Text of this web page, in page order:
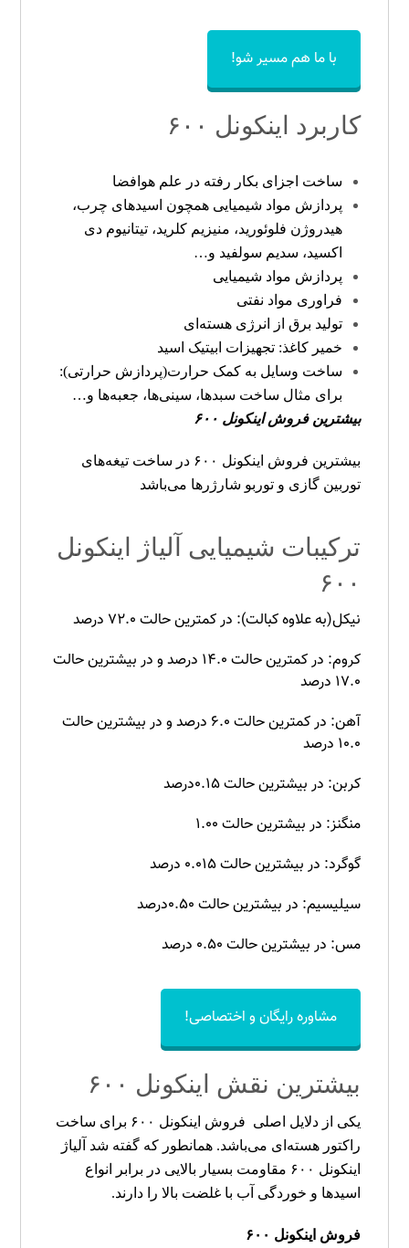
با ما هم مسیر شو!
کاربرد اینکونل ۶۰۰
ساخت اجزای بکار رفته در علم هوافضا
پردازش مواد شیمیایی همچون اسیدهای چرب،
هیدروژن فلوئورید، منیزیم کلرید، تیتانیوم دی
اکسید، سدیم سولفید و…
پردازش مواد شیمیایی
فراوری مواد نفتی
تولید برق از انرژی هسته‌ای
خمیر کاغذ: تجهیزات ابیتیک اسید
ساخت وسایل به کمک حرارت(پردازش حرارتی):
برای مثال ساخت سبدها، سینی‌ها، جعبه‌ها و…
بیشترین فروش اینکونل ۶۰۰
بیشترین فروش اینکونل ۶۰۰ در ساخت تیغه‌های
توربین گازی و توربو شارژرها می‌باشد
ترکیبات شیمیایی آلیاژ اینکونل
۶۰۰
نیکل(به علاوه کبالت): در کمترین حالت ۷۲.۰ درصد
کروم: در کمترین حالت ۱۴.۰ درصد و در بیشترین حالت
۱۷.۰ درصد
آهن: در کمترین حالت ۶.۰ درصد و در بیشترین حالت
۱۰.۰ درصد
کربن: در بیشترین حالت ۰.۱۵درصد
منگنز: در بیشترین حالت ۱.۰۰
گوگرد: در بیشترین حالت ۰.۰۱۵ درصد
سیلیسیم: در بیشترین حالت ۰.۵۰درصد
مس: در بیشترین حالت ۰.۵۰ درصد
مشاوره رایگان و اختصاصی!
بیشترین نقش اینکونل ۶۰۰
یکی از دلایل اصلی فروش اینکونل ۶۰۰ برای ساخت
راکتور هسته‌ای می‌باشد. همانطور که گفته شد آلیاژ
اینکونل ۶۰۰ مقاومت بسیار بالایی در برابر انواع
اسیدها و خوردگی آب با غلضت بالا را دارند.
فروش اینکونل ۶۰۰